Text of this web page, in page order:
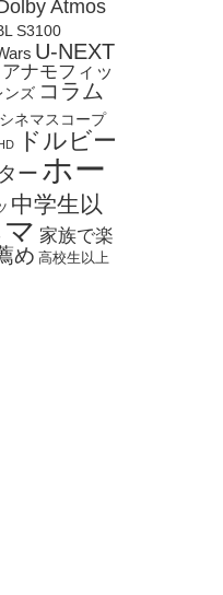
Atmos
S3100
U-NEXT
アナモフィッ
ンズ コラム
シネマスコープ
ドルビー
ー ホー
中学生以
家族で楽
め 高校生以上